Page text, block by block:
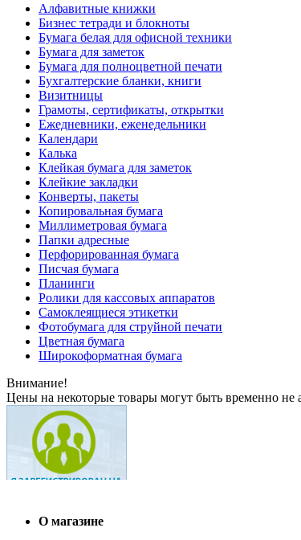
Алфавитные книжки
Бизнес тетради и блокноты
Бумага белая для офисной техники
Бумага для заметок
Бумага для полноцветной печати
Бухгалтерские бланки, книги
Визитницы
Грамоты, сертификаты, открытки
Ежедневники, еженедельники
Календари
Калька
Клейкая бумага для заметок
Клейкие закладки
Конверты, пакеты
Копировальная бумага
Миллиметровая бумага
Папки адресные
Перфорированная бумага
Писчая бумага
Планинги
Ролики для кассовых аппаратов
Самоклеящиеся этикетки
Фотобумага для струйной печати
Цветная бумага
Широкоформатная бумага
Внимание!
Цены на некоторые товары могут быть временно не
О магазине